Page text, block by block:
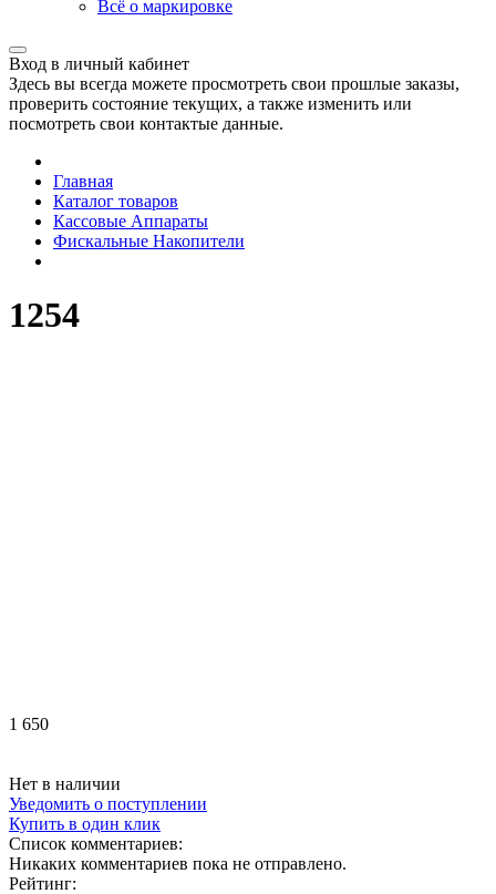
Всё о маркировке
Вход в личный кабинет
Здесь вы всегда можете просмотреть свои прошлые заказы,
проверить состояние текущих, а также изменить или
посмотреть свои контактые данные.
Главная
Каталог товаров
Кассовые Аппараты
Фискальные Накопители
1254
1 650
Нет в наличии
Уведомить о поступлении
Купить в один клик
Список комментариев:
Никаких комментариев пока не отправлено.
Рейтинг: